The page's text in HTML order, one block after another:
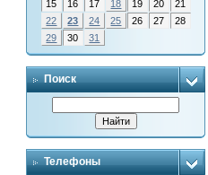
15
16 17 18 19 20
21
22
23 24 25 26 27
28
29
30 31
Поиск
Телефоны